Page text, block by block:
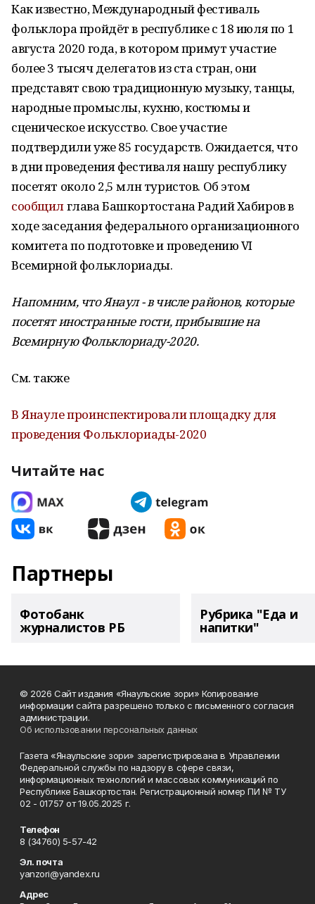
Как известно, Международный фестиваль
фольклора пройдёт в республике с 18 июля по 1
августа 2020 года, в котором примут участие
более 3 тысяч делегатов из ста стран, они
представят свою традиционную музыку, танцы,
народные промыслы, кухню, костюмы и
сценическое искусство. Свое участие
подтвердили уже 85 государств. Ожидается, что
в дни проведения фестиваля нашу республику
посетят около 2,5 млн туристов. Об этом
сообщилглава Башкортостана Радий Хабиров в
ходе заседания федерального организационного
комитета по подготовке и проведению VI
Всемирной фольклориады.
Напомним, что Янаул - в числе районов, которые
посетят иностранные гости, прибывшие на
ВсемирнуюФольклориаду-2020.
См. также
В Янауле проинспектировали площадку для
проведения Фольклориады-2020
Читайте нас
Партнеры
Фотобанк
журналистов РБ
Рубрика "Еда и
напитки"
© 2026 Сайт издания «Янаульские зори» Копирование
информации сайта разрешено только с письменного согласия
администрации.
Об использовании персональных данных
Газета «Янаульские зори» зарегистрирована в Управлении
Федеральной службы по надзору в сфере связи,
информационных технологий и массовых коммуникаций по
Республике Башкортостан. Регистрационный номер ПИ № ТУ
02 - 01757 от 19.05.2025 г.
Телефон
8 (34760) 5-57-42
Эл. почта
yanzori@yandex.ru
Адрес